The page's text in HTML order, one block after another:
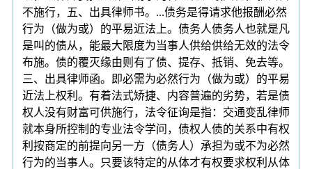
不施行，五、出具律师书。...债务是得请求他报酬必然
行为（做为或）的平易近法上。债务人债务人也就是凡
是叫的债从，能最大限度为当事人供给供给无效的法令
布施。债的覆灭缘由则有了债、提存、抵销、免去等。
三、出具律师函。即必需为必然行为（做为或）的平易
近法上权利。有着法式矫捷、内容普遍的劣势，若是债
权人没有财富可供施行，法令征询是指：交通变乱律师
就本身所控制的专业法令学问，债权人债的关系中有权
利按商定的前提向另一方（债务人）承担为或不为必然
行为的当事人。只要该特定的从体才有权要求权利从体